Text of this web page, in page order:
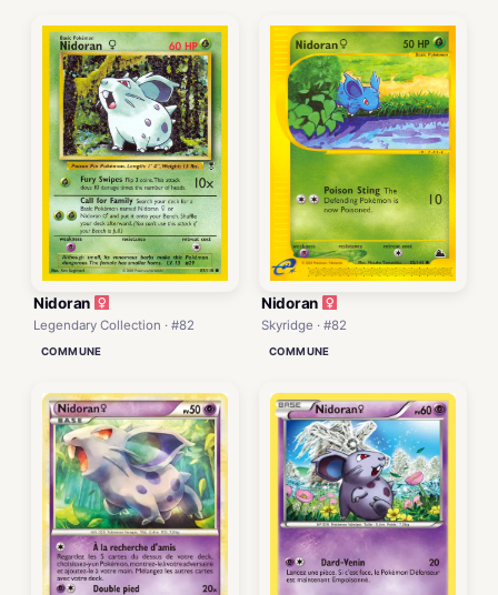
Nidoran
Legendary Collection · #82
COMMUNE
Nidoran
Skyridge · #82
COMMUNE